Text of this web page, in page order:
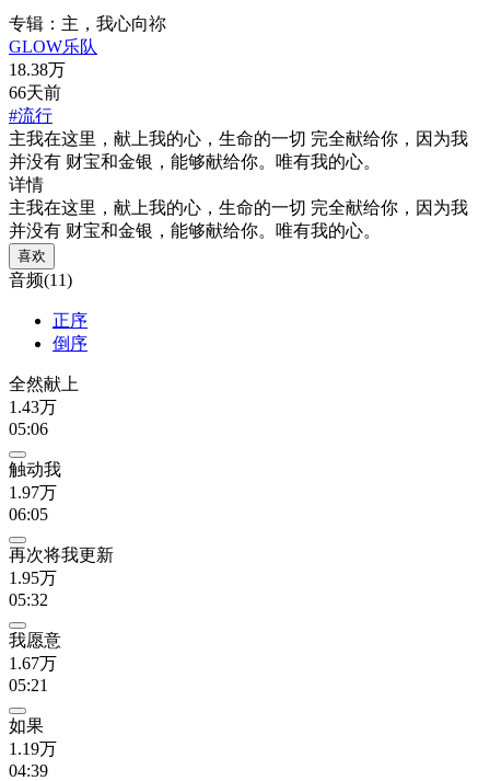
专辑：主，我心向祢
GLOW乐队
18.38万
66天前
#流行
主我在这里，献上我的心，生命的一切 完全献给你，因为我
并没有 财宝和金银，能够献给你。唯有我的心。
详情
主我在这里，献上我的心，生命的一切 完全献给你，因为我
并没有 财宝和金银，能够献给你。唯有我的心。
喜欢
音频(11)
正序
倒序
全然献上
1.43万
05:06
触动我
1.97万
06:05
再次将我更新
1.95万
05:32
我愿意
1.67万
05:21
如果
1.19万
04:39